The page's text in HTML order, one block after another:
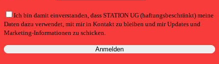
Ich bin damit einverstanden, dass STATION UG (haftungsbeschränkt) meine
Daten dazu verwendet, mit mir in Kontakt zu bleiben und mir Updates und
Marketing-Informationen zu schicken.